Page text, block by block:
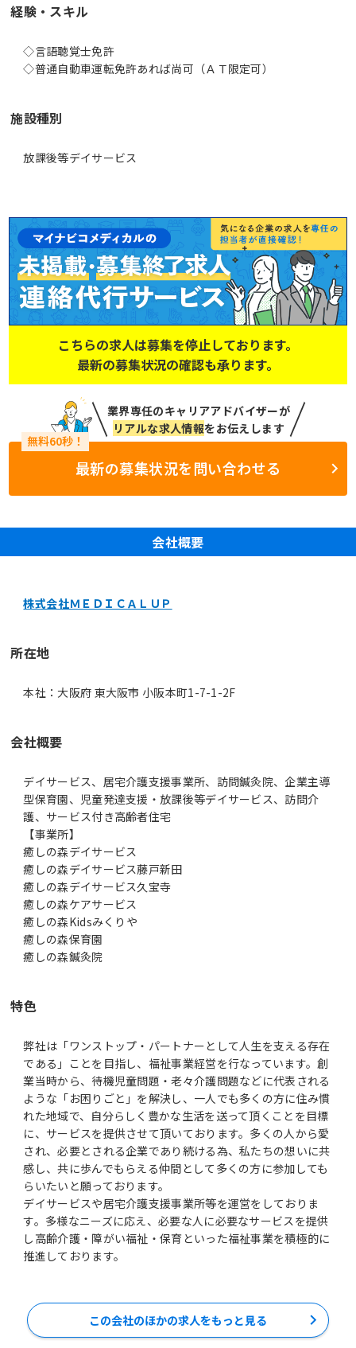
経験・スキル
◇言語聴覚士免許
◇普通自動車運転免許あれば尚可（ＡＴ限定可）
施設種別
放課後等デイサービス
こちらの求人は募集を停止しております。
最新の募集状況の確認も承ります。
業界専任のキャリアアドバイザーが
リアルな求人情報をお伝えします
最新の募集状況を問い合わせる
会社概要
株式会社ＭＥＤＩＣＡＬＵＰ
所在地
本社：大阪府 東大阪市 小阪本町1-7-1-2F
会社概要
デイサービス、居宅介護支援事業所、訪問鍼灸院、企業主導
型保育園、児童発達支援・放課後等デイサービス、訪問介
護、サービス付き高齢者住宅
【事業所】
癒しの森デイサービス
癒しの森デイサービス藤戸新田
癒しの森デイサービス久宝寺
癒しの森ケアサービス
癒しの森Kidsみくりや
癒しの森保育園
癒しの森鍼灸院
特色
弊社は「ワンストップ・パートナーとして人生を支える存在
である」ことを目指し、福祉事業経営を行なっています。創
業当時から、待機児童問題・老々介護問題などに代表される
ような「お困りごと」を解決し、一人でも多くの方に住み慣
れた地域で、自分らしく豊かな生活を送って頂くことを目標
に、サービスを提供させて頂いております。多くの人から愛
され、必要とされる企業であり続ける為、私たちの想いに共
感し、共に歩んでもらえる仲間として多くの方に参加しても
らいたいと願っております。
デイサービスや居宅介護支援事業所等を運営をしておりま
す。多様なニーズに応え、必要な人に必要なサービスを提供
し高齢介護・障がい福祉・保育といった福祉事業を積極的に
この会社のほかの求人をもっと見る